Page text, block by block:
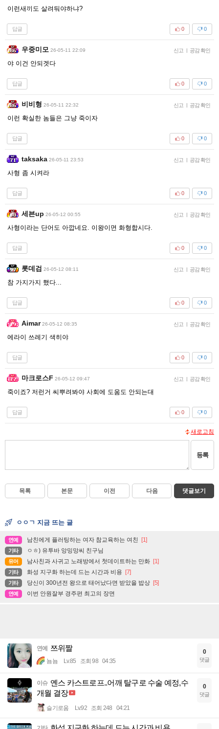
이런새끼도 살려둬야하냐?
답글 0
0
우중미모 26-05-11 22:09 신고 | 공감 확인
야 이건 안되겟다
답글 0
0
비비형 26-05-11 22:32 신고 | 공감 확인
이런 확실한 놈들은 그냥 죽이자
답글 0
0
taksaka 26-05-11 23:53 신고 | 공감 확인
사형 좀 시켜라
답글 0
0
세븐up 26-05-12 00:55 신고 | 공감 확인
사형이라는 단어도 아깝네요. 이왕이면 화형합시다.
답글 0
0
롯데검 26-05-12 08:11 신고 | 공감 확인
참 가지가지 했다...
답글 0
0
Aimar 26-05-12 08:35 신고 | 공감 확인
에라이 쓰레기 색히야
답글 0
0
마크로스F 26-05-12 09:47 신고 | 공감 확인
죽이죠? 저런거 씨뿌려봐야 사회에 도움도 안되는대
답글 0
0
새로고침
등록
목록 본문 이전 다음 댓글보기
ㅇㅇㄱ 지금 뜨는 글
연예 남친에게 플러팅하는 여자 참교육하는 여친 [1]
기타 ㅇㅎ) 유투바 앙밍망씨 친구님
유머 남사친과 사귀고 노래방에서 첫데이트하는 만화 [1]
기타 화성 지구화 하는데 드는 시간과 비용 [7]
기타 당신이 300년전 왕으로 태어났다면 받았을 밥상 [5]
연예 이번 안원잘부 경주편 최고의 장면
연예 쯔위짤
뇸뇸 Lv.85 조회 98 04:35
0
댓글
이슈 옌스 카스트로프..어깨 탈구로 수술 예정,수
개월 결장
슬기로움 Lv.92 조회 248 04:21
0
댓글